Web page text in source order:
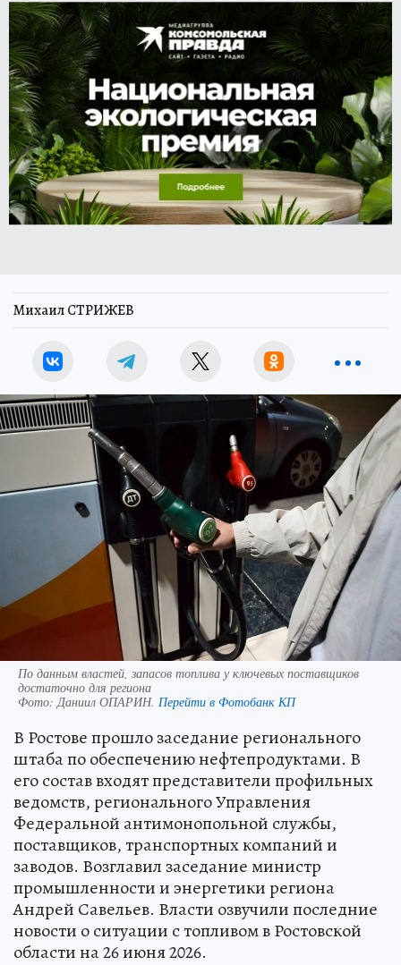
Михаил СТРИЖЕВ
По данным властей, запасов топлива у ключевых поставщиков
достаточно для региона
Фото: Даниил ОПАРИН. Перейти в Фотобанк КП
В Ростове прошло заседание регионального
штаба по обеспечению нефтепродуктами. В
его состав входят представители профильных
ведомств, регионального Управления
Федеральной антимонопольной службы,
поставщиков, транспортных компаний и
заводов. Возглавил заседание министр
промышленности и энергетики региона
Андрей Савельев. Власти озвучили последние
новости о ситуации с топливом в Ростовской
области на 26 июня 2026.